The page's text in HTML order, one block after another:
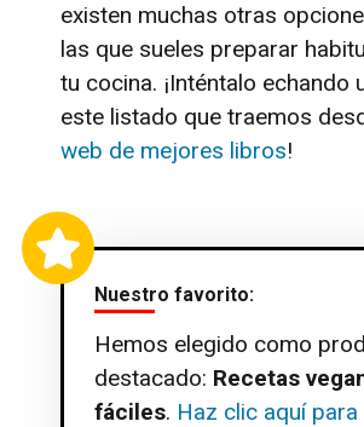
existen muchas otras
las que sueles preparar
tu cocina. ¡Inténtalo echando
este listado que traemos
web de mejores libros!
Nuestro favorito:
Hemos elegido como
destacado: Recetas
fáciles. Haz clic aquí